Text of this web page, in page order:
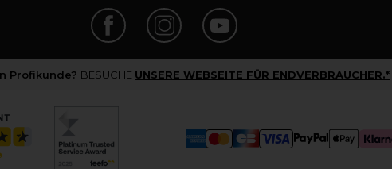
Profikunde? BESUCHE UNSERE WEBSEITE FÜR ENDVERBRAUCHER.*